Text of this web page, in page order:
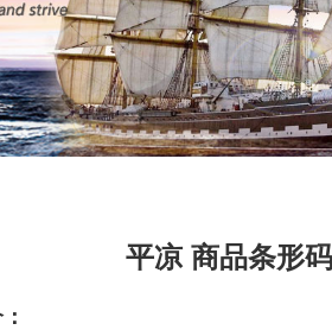
平凉 商品条形